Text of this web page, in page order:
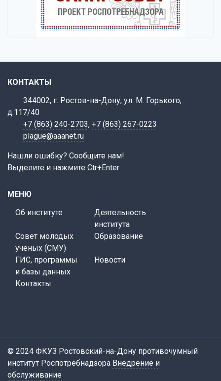
КОНТАКТЫ
344002, г. Ростов-на-Дону, ул. М. Горького,
д.117/40
+7 (863) 240-2703, +7 (863) 267-0223
plague@aaanet.ru
Нашли ошибку? Сообщите нам!
Выделите и нажмите Ctr+Enter
МЕНЮ
Об институте
Деятельность
института
Совет молодых
ученых (СМУ)
Образование
ГИС, программы
и базы данных
Новости
Контакты
© 2024 ФКУЗ Ростовский-на-Дону противочумный
институт Роспотребнадзора Внедрение и
обслуживание